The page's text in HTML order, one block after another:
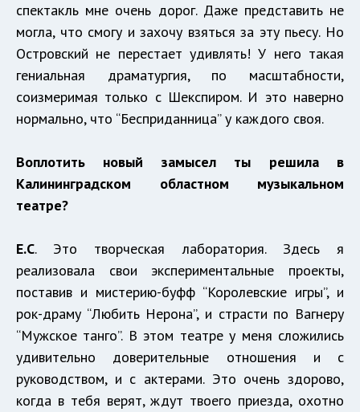
спектакль мне очень дорог. Даже представить не
могла, что смогу и захочу взяться за эту пьесу. Но
Островский не перестает удивлять! У него такая
гениальная драматургия, по масштабности,
соизмеримая только с Шекспиром. И это наверно
нормально, что “Бесприданница” у каждого своя.
Воплотить новый замысел ты решила в
Калининградском областном музыкальном
театре?
Е.С. Это творческая лаборатория. Здесь я
реализовала свои экспериментальные проекты,
поставив и мистерию-буфф “Королевские игры”, и
рок-драму “Любить Нерона”, и страсти по Вагнеру
“Мужское танго”. В этом театре у меня сложились
удивительно доверительные отношения и с
руководством, и с актерами. Это очень здорово,
когда в тебя верят, ждут твоего приезда, охотно